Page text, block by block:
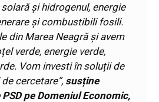
și hidrogenul, energie
și combustibili fosili.
din Marea Neagră și avem
verde, energie verde,
Vom investi în soluții de
cercetare”, susține
pe Domeniul Economic,